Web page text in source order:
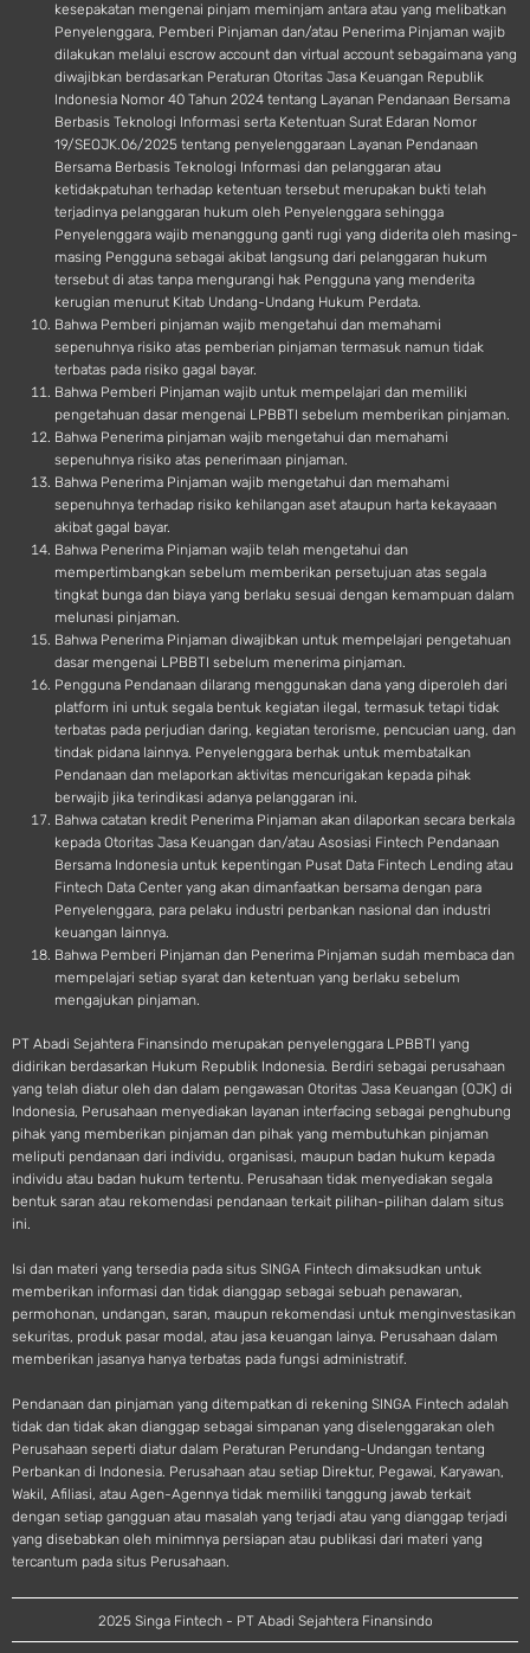
kesepakatan mengenai pinjam meminjam antara atau yang melibatkan
Penyelenggara, Pemberi Pinjaman dan/atau Penerima Pinjaman wajib
dilakukan melalui escrow account dan virtual account sebagaimana yang
diwajibkan berdasarkan Peraturan Otoritas Jasa Keuangan Republik
Indonesia Nomor 40 Tahun 2024 tentang Layanan Pendanaan Bersama
Berbasis Teknologi Informasi serta Ketentuan Surat Edaran Nomor
19/SEOJK.06/2025 tentang penyelenggaraan Layanan Pendanaan
Bersama Berbasis Teknologi Informasi dan pelanggaran atau
ketidakpatuhan terhadap ketentuan tersebut merupakan bukti telah
terjadinya pelanggaran hukum oleh Penyelenggara sehingga
Penyelenggara wajib menanggung ganti rugi yang diderita oleh masing-
masing Pengguna sebagai akibat langsung dari pelanggaran hukum
tersebut di atas tanpa mengurangi hak Pengguna yang menderita
kerugian menurut Kitab Undang-Undang Hukum Perdata.
Bahwa Pemberi pinjaman wajib mengetahui dan memahami
sepenuhnya risiko atas pemberian pinjaman termasuk namun tidak
terbatas pada risiko gagal bayar.
Bahwa Pemberi Pinjaman wajib untuk mempelajari dan memiliki
pengetahuan dasar mengenai LPBBTI sebelum memberikan pinjaman.
Bahwa Penerima pinjaman wajib mengetahui dan memahami
sepenuhnya risiko atas penerimaan pinjaman.
Bahwa Penerima Pinjaman wajib mengetahui dan memahami
sepenuhnya terhadap risiko kehilangan aset ataupun harta kekayaaan
akibat gagal bayar.
Bahwa Penerima Pinjaman wajib telah mengetahui dan
mempertimbangkan sebelum memberikan persetujuan atas segala
tingkat bunga dan biaya yang berlaku sesuai dengan kemampuan dalam
melunasi pinjaman.
Bahwa Penerima Pinjaman diwajibkan untuk mempelajari pengetahuan
dasar mengenai LPBBTI sebelum menerima pinjaman.
Pengguna Pendanaan dilarang menggunakan dana yang diperoleh dari
platform ini untuk segala bentuk kegiatan ilegal, termasuk tetapi tidak
terbatas pada perjudian daring, kegiatan terorisme, pencucian uang, dan
tindak pidana lainnya. Penyelenggara berhak untuk membatalkan
Pendanaan dan melaporkan aktivitas mencurigakan kepada pihak
berwajib jika terindikasi adanya pelanggaran ini.
Bahwa catatan kredit Penerima Pinjaman akan dilaporkan secara berkala
kepada Otoritas Jasa Keuangan dan/atau Asosiasi Fintech Pendanaan
Bersama Indonesia untuk kepentingan Pusat Data Fintech Lending atau
Fintech Data Center yang akan dimanfaatkan bersama dengan para
Penyelenggara, para pelaku industri perbankan nasional dan industri
keuangan lainnya.
Bahwa Pemberi Pinjaman dan Penerima Pinjaman sudah membaca dan
mempelajari setiap syarat dan ketentuan yang berlaku sebelum
mengajukan pinjaman.
PT Abadi Sejahtera Finansindo merupakan penyelenggara LPBBTI yang
didirikan berdasarkan Hukum Republik Indonesia. Berdiri sebagai perusahaan
yang telah diatur oleh dan dalam pengawasan Otoritas Jasa Keuangan (OJK) di
Indonesia, Perusahaan menyediakan layanan interfacing sebagai penghubung
pihak yang memberikan pinjaman dan pihak yang membutuhkan pinjaman
meliputi pendanaan dari individu, organisasi, maupun badan hukum kepada
individu atau badan hukum tertentu. Perusahaan tidak menyediakan segala
bentuk saran atau rekomendasi pendanaan terkait pilihan-pilihan dalam situs
ini.
Isi dan materi yang tersedia pada situs SINGA Fintech dimaksudkan untuk
memberikan informasi dan tidak dianggap sebagai sebuah penawaran,
permohonan, undangan, saran, maupun rekomendasi untuk menginvestasikan
sekuritas, produk pasar modal, atau jasa keuangan lainya. Perusahaan dalam
memberikan jasanya hanya terbatas pada fungsi administratif.
Pendanaan dan pinjaman yang ditempatkan di rekening SINGA Fintech adalah
tidak dan tidak akan dianggap sebagai simpanan yang diselenggarakan oleh
Perusahaan seperti diatur dalam Peraturan Perundang-Undangan tentang
Perbankan di Indonesia. Perusahaan atau setiap Direktur, Pegawai, Karyawan,
Wakil, Afiliasi, atau Agen-Agennya tidak memiliki tanggung jawab terkait
dengan setiap gangguan atau masalah yang terjadi atau yang dianggap terjadi
yang disebabkan oleh minimnya persiapan atau publikasi dari materi yang
tercantum pada situs Perusahaan.
2025 Singa Fintech - PT Abadi Sejahtera Finansindo